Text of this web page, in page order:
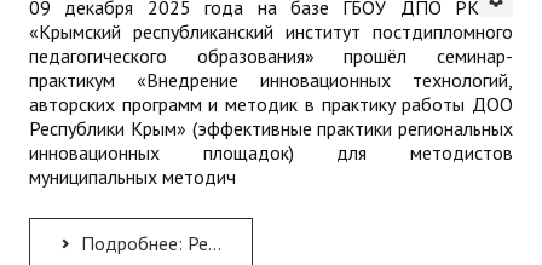
09 декабря 2025 года на базе ГБОУ ДПО РК
«Крымский республиканский институт постдипломного
педагогического образования» прошёл семинар-
практикум «Внедрение инновационных технологий,
авторских программ и методик в практику работы ДОО
Республики Крым» (эффективные практики региональных
инновационных площадок) для методистов
муниципальных методич
Подробнее: Республиканский семинар-практикум: «Внедрение инновационных технологий, авторских программ и...